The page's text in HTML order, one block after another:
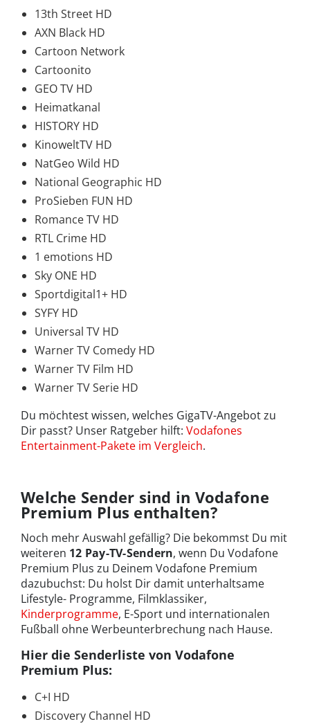
13th Street HD
AXN Black HD
Cartoon Network
Cartoonito
GEO TV HD
Heimatkanal
HISTORY HD
KinoweltTV HD
NatGeo Wild HD
National Geographic HD
ProSieben FUN HD
Romance TV HD
RTL Crime HD
1 emotions HD
Sky ONE HD
Sportdigital1+ HD
SYFY HD
Universal TV HD
Warner TV Comedy HD
Warner TV Film HD
Warner TV Serie HD
Du möchtest wissen, welches GigaTV-Angebot zu
Dir passt? Unser Ratgeber hilft: Vodafones
Entertainment-Pakete im Vergleich.
Welche Sender sind in Vodafone
Premium Plus enthalten?
Noch mehr Auswahl gefällig? Die bekommst Du mit
weiteren 12 Pay-TV-Sendern, wenn Du Vodafone
Premium Plus zu Deinem Vodafone Premium
dazubuchst: Du holst Dir damit unterhaltsame
Lifestyle- Programme, Filmklassiker,
Kinderprogramme, E-Sport und internationalen
Fußball ohne Werbeunterbrechung nach Hause.
Hier die Senderliste von Vodafone
Premium Plus:
C+I HD
Discovery Channel HD